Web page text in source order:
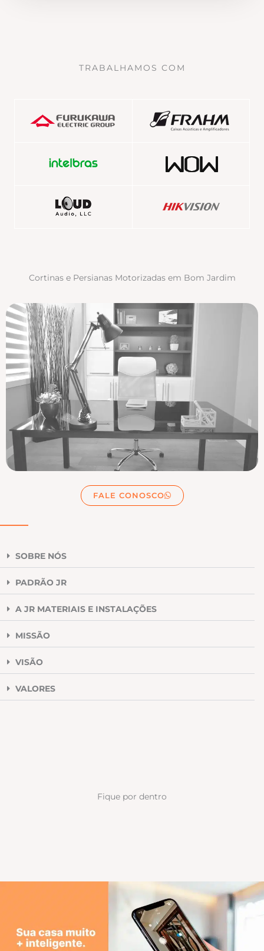
TRABALHAMOS COM
Cortinas e Persianas Motorizadas em Bom Jardim
FALE CONOSCO
SOBRE NÓS
PADRÃO JR
A JR MATERIAIS E INSTALAÇÕES
MISSÃO
VISÃO
VALORES
Fique por dentro